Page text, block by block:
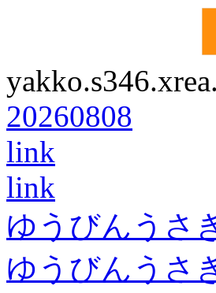
20260808
link
link
ゆうびんうさ
ゆうびんうさ